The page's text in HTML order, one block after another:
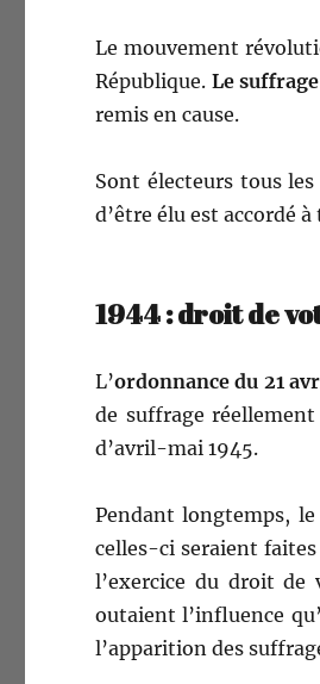
Le mou­ve­ment
République. Le
remis en cause.
Sont électeurs tous
d’être élu est accordé
1944 : droit de
L’ordon­nance du 21
de suf­frage
d’avril-mai 1945.
Pen­dant longtemps,
celles-ci seraient
l’exercice du droit de
outaient l’influence
l’apparition des